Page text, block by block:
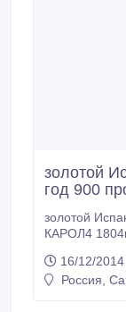
золотой
год 900
золотой
КАРОЛ4
16/12/2014
Россия,